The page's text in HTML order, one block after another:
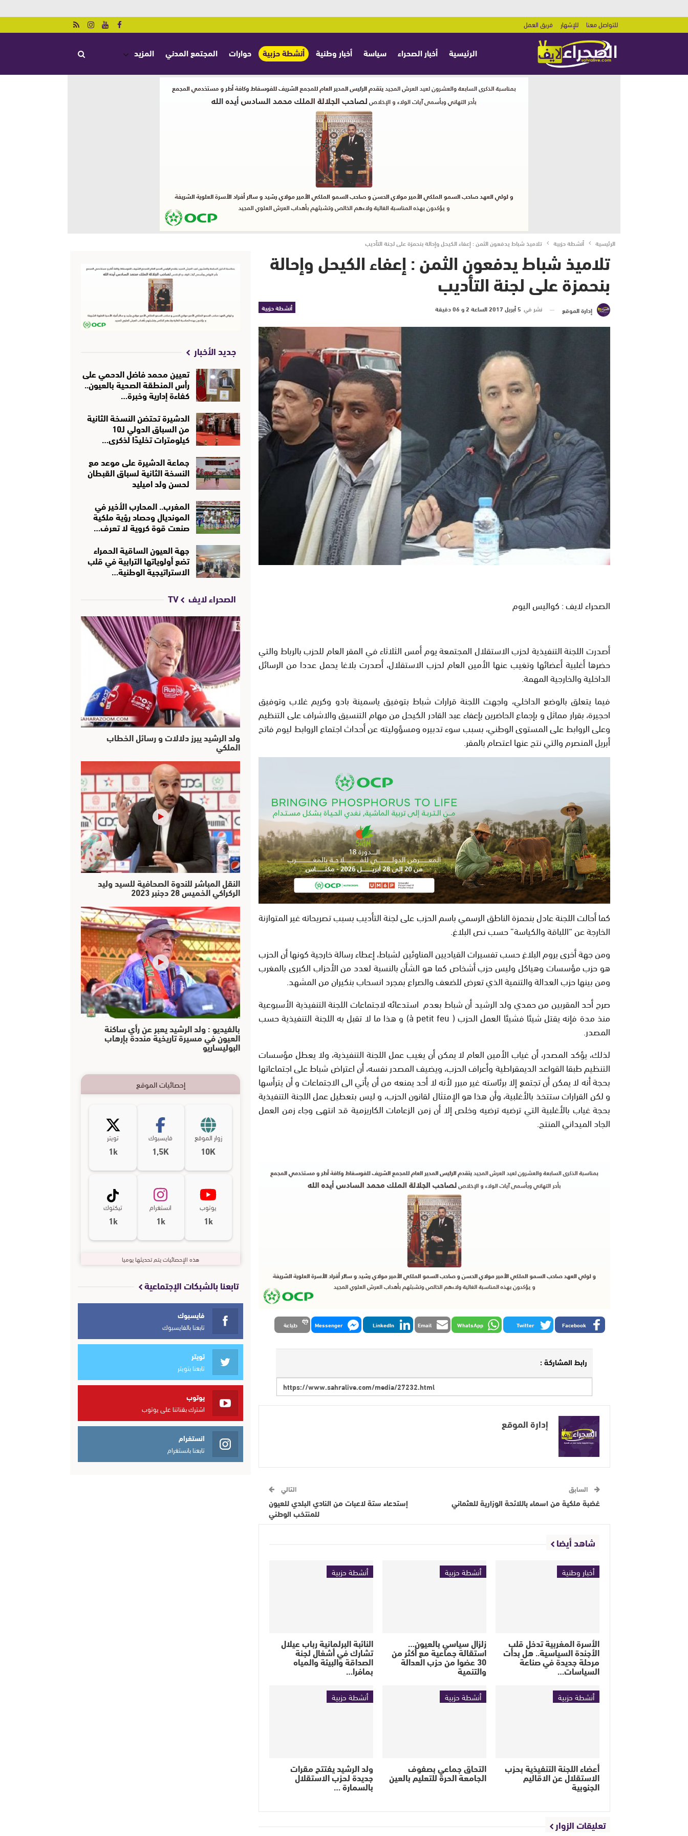
للتواصل معنا للإشهار فريق العمل
الرئيسية أخبار الصحراء سياسة أخبار وطنية أنشطة حزبية حوارات المجتمع المدني المزيد
الرئيسية أنشطة حزبية تلاميذ شباط يدفعون الثمن : إعفاء الكيحل وإحالة بنحمزة على لجنة التأديب
تلاميذ شباط يدفعون الثمن : إعفاء الكيحل وإحالة
بنحمزة على لجنة التأديب
أنشطة حزبية إدارة الموقع نشر في 5 أبريل 2017 الساعة 2 و 06 دقيقة
الصحراء لايف : كواليس اليوم
أصدرت اللجنة التنفيذية لحزب الاستقلال المجتمعة يوم أمس الثلاثاء في المقر العام للحزب بالرباط والتي
حضرها أغلبية أعضائها وتغيب عنها الأمين العام لحزب الاستقلال، أصدرت بلاغا يحمل عددا من الرسائل
الداخلية والخارجية المهمة.
فيما يتعلق بالوضع الداخلي، واجهت اللجنة قرارات شباط بتوفيق ياسمينة بادو وكريم غلاب وتوفيق
احجيرة، بقرار مماثل و بإجماع الحاضرين بإعفاء عبد القادر الكيحل من مهام التنسيق والاشراف على التنظيم
وعلى الروابط على المستوى الوطني، بسبب سوء تدبيره ومسؤوليته عن أحداث اجتماع الروابط ليوم فاتح
أبريل المنصرم والتي نتج عنها اعتصام بالمقر.
كما أحالت اللجنة عادل بنحمزة الناطق الرسمي باسم الحزب على لجنة التأديب بسبب تصريحاته غير المتوازنة
الخارجة عن “اللباقة والكياسة” حسب نص البلاغ.
ومن جهة أخرى يروم البلاغ حسب تفسيرات القياديين المناوئين لشباط، إعطاء رسالة خارجية كونها أن الحزب
هو حزب مؤسسات وهياكل وليس حزب أشخاص كما هو الشأن بالنسبة لعدد من الأحزاب الكبرى بالمغرب
ومن بينها حزب العدالة والتنمية الذي تعرض للضعف والصراع بمجرد انسحاب بنكيران من المشهد.
صرح أحد المقربين من حمدي ولد الرشيد أن شباط بعدم استدعائه لاجتماعات اللجنة التنفيذية الأسبوعية
منذ مدة فإنه يقتل شيئا فشيئا العمل الحزب ( à petit feu) و هذا ما لا تقبل به اللجنة التنفيذية حسب
المصدر.
لذلك، يؤكد المصدر، أن غياب الأمين العام لا يمكن أن يغيب عمل اللجنة التنفيذية، ولا يعطل مؤسسات
التنظيم طبقا القواعد الديمقراطية وأعراف الحزب، ويضيف المصدر نفسه، أن اعتراض شباط على اجتماعاتها
بحجة أنه لا يمكن أن تجتمع إلا برئاسته غير مبرر لأنه لا أحد يمنعه من أن يأتي الى الاجتماعات و أن يترأسها
و لكن القرارات ستتخذ بالأغلبية، وأن هذا هو الإمتثال لقانون الحزب، و ليس بتعطيل عمل اللجنة التنفيذية
بحجة غياب بالأغلبية التي ترضيه ترضيه وخلص إلا أن زمن الزعامات الكاريزمية قد انتهى وجاء زمن العمل
الجاد الميداني المنتج.
Facebook
Twitter
WhatsApp
Email
LinkedIn
Messenger طباعة
رابط المشاركة :
إدارة الموقع
السابق
غضبة ملكية من اسماء باللائحة الوزارية للعثماني
التالي
إستدعاء ستة لاعبات من النادي البلدي للعيون
للمنتخب الوطني
شاهد أيضا
أخبار وطنية
الأسرة المغربية تدخل قلب
الأجندة السياسية.. هل بدأت
مرحلة جديدة في صناعة
السياسات…
أنشطة حزبية
زلزال سياسي بالعيون…
استقالة جماعية مع أكثر من
30 عضوا من حزب العدالة
والتنمية
أنشطة حزبية
النائبة البرلمانية رباب عيلال
تشارك في أشغال لجنة
الصداقة والبيئة والمياه
بمافرا…
أنشطة حزبية
أعضاء اللجنة التنفيذية بحزب
الاستقلال عن الاقاليم
الجنوبية
أنشطة حزبية
التحاق جماعي بصفوف
الجامعة الحرة للتعليم بالعين
أنشطة حزبية
ولد الرشيد يفتتح مقرات
جديدة لحزب الاستقلال
بالسمارة …
تعليقات الزوار
جديد الأخبار
تعيين محمد فاضل الدحمي على
رأس المنطقة الصحية بالعيون..
كفاءة إدارية وخبرة…
الدشيرة تحتضن النسخة الثانية
من السباق الدولي لـ10
كيلومترات تخليدًا لذكرى…
جماعة الدشيرة على موعد مع
النسخة الثانية لسباق القبطان
لحسن ولد اميليد
المغرب.. المحارب الأخير في
المونديال وحصاد رؤية ملكية
صنعت قوة كروية لا تعرف…
جهة العيون الساقية الحمراء
تضع أولوياتها الترابية في قلب
الاستراتيجية الوطنية…
الصحراء لايف TV
ولد الرشيد يبرز دلالات و رسائل الخطاب
الملكي
النقل المباشر للندوة الصحافية للسيد وليد
الركراكي الخميس 28 دجنبر 2023
بالفيديو : ولد الرشيد يعبر عن رأي ساكنة
العيون في مسيرة تاريخية منددة بإرهاب
البوليساريو
إحصائيات الموقع
زوار الموقع
10K
فايسبوك
1,5K
تويتر
1k
يوتوب
1k
انستغرام
1k
تيكتوك
1k
هذه الإحصائيات يتم تحديثها يوميا
تابعنا بالشبكات الإجتماعية
فايسبوك
تابعنا بالفايسبوك
تويتر
تابعنا بتويتر
يوتوب
اشترك بقناتنا على يوتوب
انستغرام
تابعنا بانستغرام